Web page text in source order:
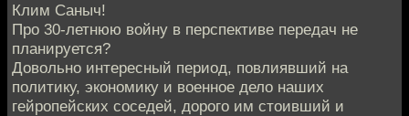
Клим Саныч!
Про 30-летнюю войну в перспективе передач не
планируется?
Довольно интересный период, повлиявший на
политику, экономику и военное дело наших
гейропейских соседей, дорого им стоивший и